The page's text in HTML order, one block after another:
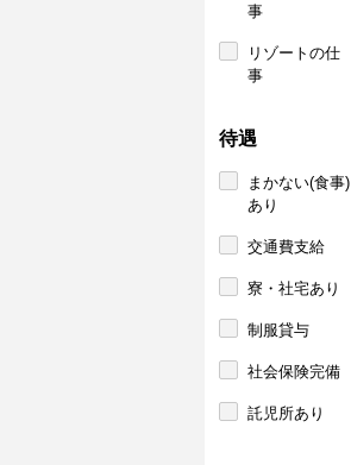
事
リゾートの仕
事
待遇
まかない(食事)
あり
交通費支給
寮・社宅あり
制服貸与
社会保険完備
託児所あり